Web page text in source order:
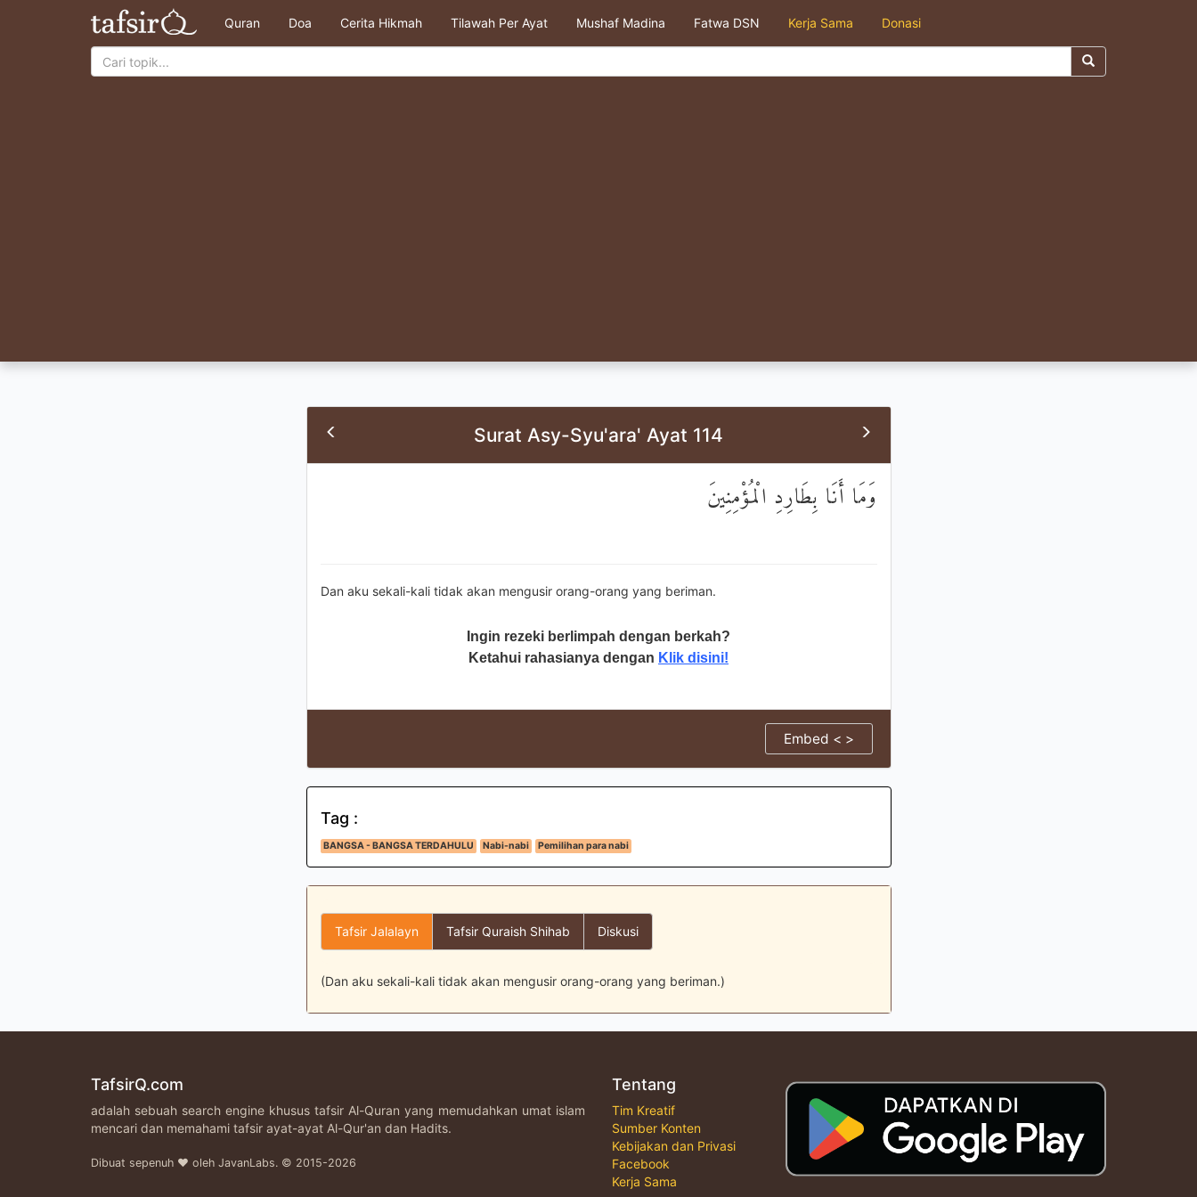
Quran Doa Cerita Hikmah Tilawah Per Ayat Mushaf Madina Fatwa DSN Kerja Sama Donasi
Surat Asy-Syu'ara' Ayat 114
وَمَا أَنَا بِطَارِدِ الْمُؤْمِنِينَ
Dan aku sekali-kali tidak akan mengusir orang-orang yang beriman.
Ingin rezeki berlimpah dengan berkah?
Ketahui rahasianya dengan Klik disini!
Embed < >
Tag :
BANGSA - BANGSA TERDAHULU Nabi-nabi Pemilihan para nabi
Tafsir Jalalayn Tafsir Quraish Shihab Diskusi
(Dan aku sekali-kali tidak akan mengusir orang-orang yang beriman.)
TafsirQ.com
adalah sebuah search engine khusus tafsir Al-Quran yang memudahkan umat islam
mencari dan memahami tafsir ayat-ayat Al-Qur'an dan Hadits.
Dibuat sepenuh ♥ oleh JavanLabs. © 2015-2026
Tentang
Tim Kreatif
Sumber Konten
Kebijakan dan Privasi
Facebook
Kerja Sama